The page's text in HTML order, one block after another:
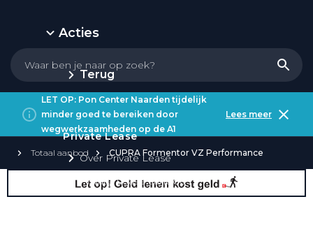
Acties
Terug
Private Lease
Over Private Lease
Private Lease aanbod
LET OP: Pon Center Naarden tijdelijk
minder goed te bereiken door
wegwerkzaamheden op de A1
Lees meer
Totaal aanbod CUPRA Formentor VZ Performance